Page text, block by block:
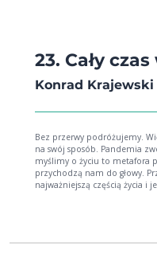
23. Cały
Konrad Krajewski
Bez przerwy podróżujemy.
na swój sposób. Pandemia
myślimy o życiu to metafora
przychodzą nam do głowy.
najważniejszą częścią życia i jest
Pastorów Młodego Pokolenia